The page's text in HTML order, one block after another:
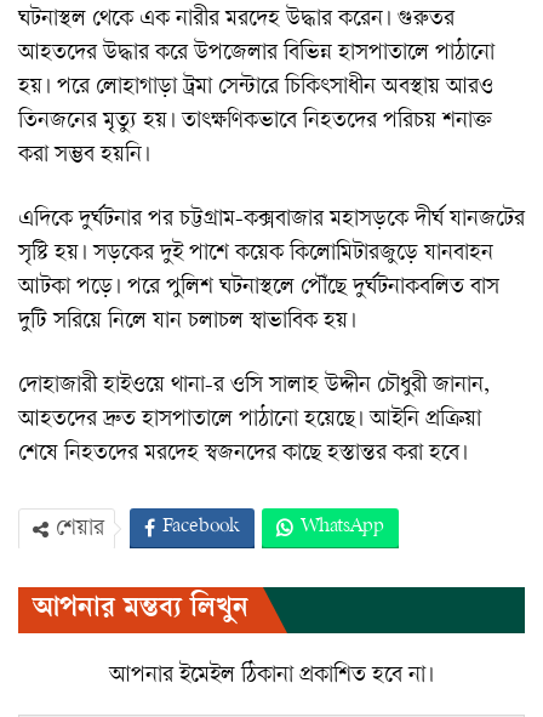
ঘটনাস্থল থেকে এক নারীর মরদেহ উদ্ধার করেন। গুরুতর
আহতদের উদ্ধার করে উপজেলার বিভিন্ন হাসপাতালে পাঠানো
হয়। পরে লোহাগাড়া ট্রমা সেন্টারে চিকিৎসাধীন অবস্থায় আরও
তিনজনের মৃত্যু হয়। তাৎক্ষণিকভাবে নিহতদের পরিচয় শনাক্ত
করা সম্ভব হয়নি।
এদিকে দুর্ঘটনার পর চট্টগ্রাম-কক্সবাজার মহাসড়কে দীর্ঘ যানজটের
সৃষ্টি হয়। সড়কের দুই পাশে কয়েক কিলোমিটারজুড়ে যানবাহন
আটকা পড়ে। পরে পুলিশ ঘটনাস্থলে পৌঁছে দুর্ঘটনাকবলিত বাস
দুটি সরিয়ে নিলে যান চলাচল স্বাভাবিক হয়।
দোহাজারী হাইওয়ে থানা-র ওসি সালাহ উদ্দীন চৌধুরী জানান,
আহতদের দ্রুত হাসপাতালে পাঠানো হয়েছে। আইনি প্রক্রিয়া
শেষে নিহতদের মরদেহ স্বজনদের কাছে হস্তান্তর করা হবে।
শেয়ার Facebook WhatsApp
Viber
আপনার মন্তব্য লিখুন
আপনার ইমেইল ঠিকানা প্রকাশিত হবে না।